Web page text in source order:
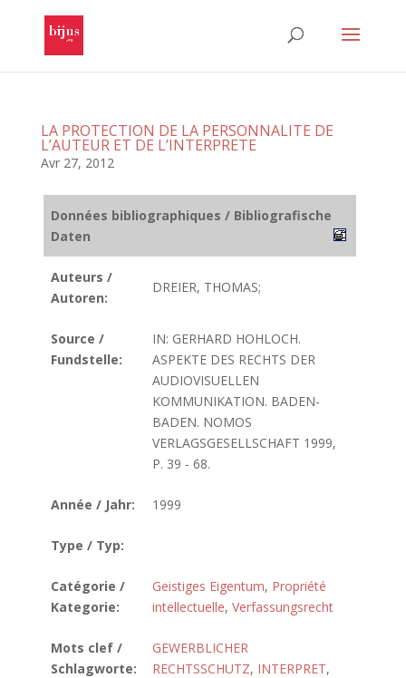
LA PROTECTION DE LA PERSONNALITE DE
L’AUTEUR ET DE L’INTERPRETE
Avr 27, 2012
Données bibliographiques / Bibliografische
Daten
Auteurs /
Autoren:
DREIER, THOMAS;
Source /
Fundstelle:
IN: GERHARD HOHLOCH.
ASPEKTE DES RECHTS DER
AUDIOVISUELLEN
KOMMUNIKATION. BADEN-
BADEN. NOMOS
VERLAGSGESELLSCHAFT 1999,
P. 39 - 68.
Année / Jahr: 1999
Type / Typ:
Catégorie /
Kategorie:
Geistiges Eigentum, Propriété
intellectuelle, Verfassungsrecht
Mots clef /
Schlagworte:
GEWERBLICHER
RECHTSSCHUTZ, INTERPRET,